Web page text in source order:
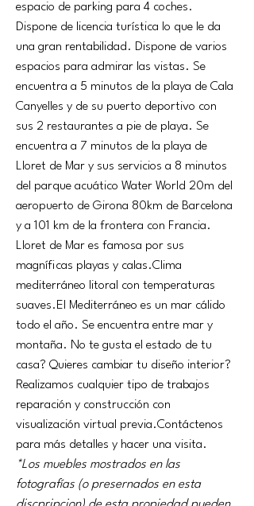
espacio de parking para 4 coches.
Dispone de licencia turística lo que le da
una gran rentabilidad. Dispone de varios
espacios para admirar las vistas. Se
encuentra a 5 minutos de la playa de Cala
Canyelles y de su puerto deportivo con
sus 2 restaurantes a pie de playa. Se
encuentra a 7 minutos de la playa de
Lloret de Mar y sus servicios a 8 minutos
del parque acuático Water World 20m del
aeropuerto de Girona 80km de Barcelona
y a 101 km de la frontera con Francia.
Lloret de Mar es famosa por sus
magníficas playas y calas.Clima
mediterráneo litoral con temperaturas
suaves.El Mediterráneo es un mar cálido
todo el año. Se encuentra entre mar y
montaña. No te gusta el estado de tu
casa? Quieres cambiar tu diseño interior?
Realizamos cualquier tipo de trabajos
reparación y construcción con
visualización virtual previa.Contáctenos
para más detalles y hacer una visita.
*Los muebles mostrados en las
fotografías (o presernados en esta